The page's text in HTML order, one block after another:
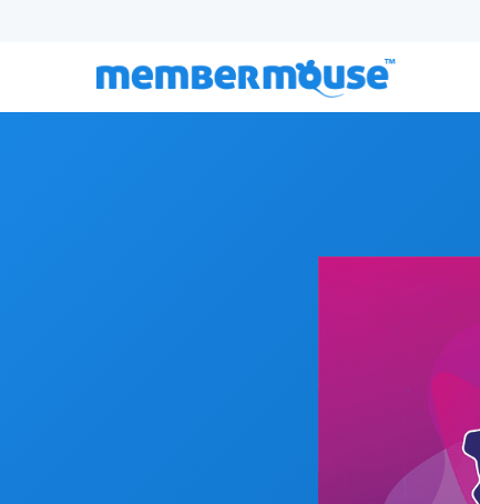
Episódio 111:Adicione um fluxo de receita de